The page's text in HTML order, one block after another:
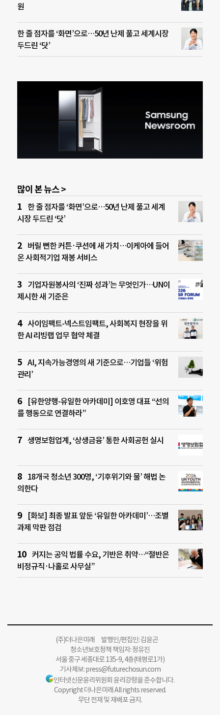
원
한 줄 점자를 ‘화면’으로…50년 난제 풀고 세계시장
두드린 ‘닷’
많이 본 뉴스 >
한 줄 점자를 ‘화면’으로…50년 난제 풀고 세계
시장 두드린 ‘닷’
버릴 뻔한 커튼·쿠션에 새 가치…이케아에 들어
온 사회적기업 재봉 서비스
기업자원봉사의 ‘진짜 성과’는 무엇인가…UN이
제시한 새 기준은
사이임팩트-넥스트임팩트, 사회복지 현장을 위
한 AI 리빙랩 업무 협약 체결
AI, 지속가능경영의 새 기준으로…기업들 ‘위험
관리’
[유한양행-유일한 아카데미] 이호영 대표 “선의
를 행동으로 연결하라”
생명보험업계, ‘상생금융’ 통한 사회공헌 실시
18개국 청소년 300명, ‘기후위기와 물’ 해법 논
의한다
[화보] 최종 발표 앞둔 ‘유일한 아카데미’…조별
과제 막판 점검
커지는 공익 법률 수요, 기반은 취약…“절반은
비정규직·나홀로 사무실”
(주)더나은미래 발행인/편집인: 김윤곤
청소년보호정책 책임자: 정유진
서울 중구 세종대로 135-9, 4층(태평로1가)
기사제보:press@futurechosun.com
인터넷신문윤리위원회 윤리강령을 준수합니다.
Copyright 더나은미래 All rights reserved.
무단 전재 및 재배포 금지.